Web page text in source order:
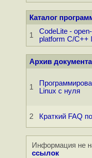
Каталог
1
CodeLite -
platform C/C++
Архив
1
Linux с нуля
2 Краткий FAQ
Информация не
ссылок